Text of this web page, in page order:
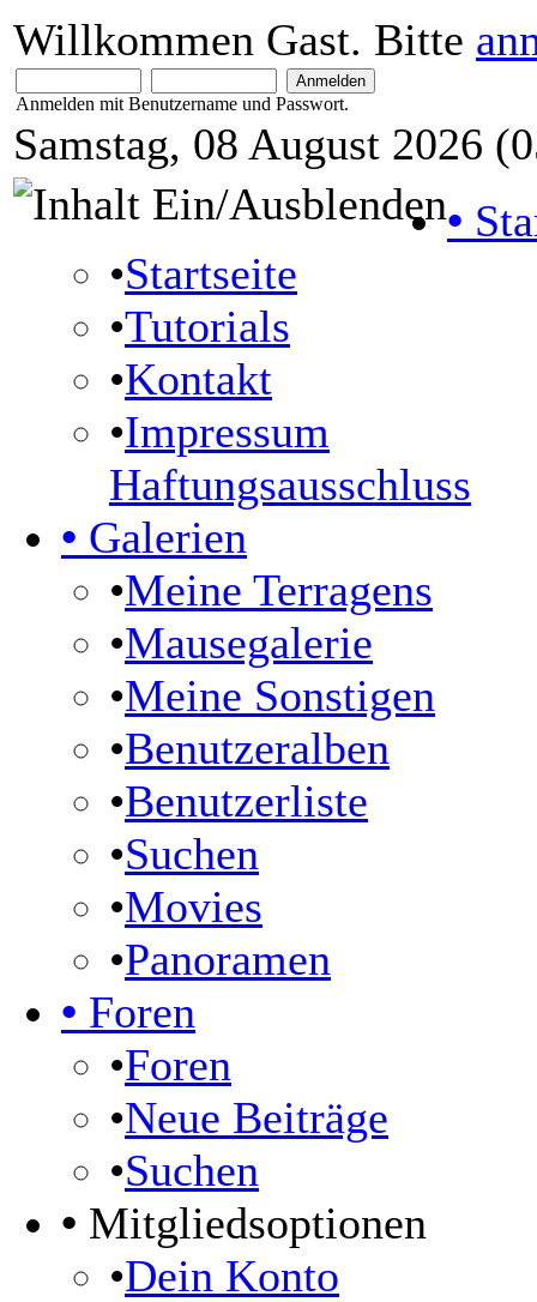
Willkommen Gast. Bitte
Anmelden mit Benutzername und Passwort.
Samstag, 08 August 2026
•
•Startseite
•Tutorials
•Kontakt
•Impressum
Haftungsausschluss
• Galerien
•Meine Terragens
•Mausegalerie
•Meine Sonstigen
•Benutzeralben
•Benutzerliste
•Suchen
•Movies
•Panoramen
• Foren
•Foren
•Neue Beiträge
•Suchen
• Mitgliedsoptionen
•Dein Konto